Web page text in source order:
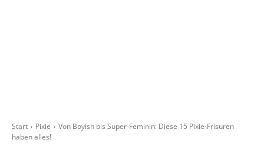
Start Pixie
Von Boyish bis Super-Feminin: Diese 15 Pixie-Frisuren
haben alles!